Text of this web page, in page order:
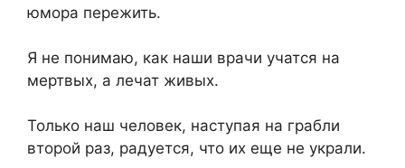
юмора пережить.
Я не понимаю, как наши врачи учатся на
мертвых, а лечат живых.
Только наш человек, наступая на грабли
второй раз, радуется, что их еще не украли.